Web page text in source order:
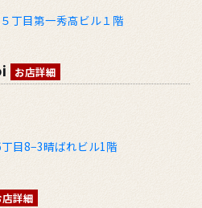
丁目第一秀高ビル１階
お店詳細
目8−3晴ばれビル1階
店詳細